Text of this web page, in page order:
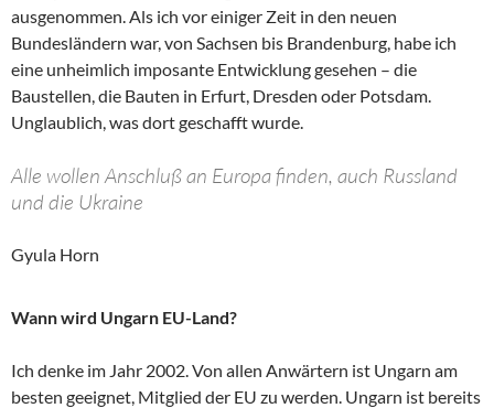
ausgenommen. Als ich vor einiger Zeit in den neuen
Bundesländern war, von Sachsen bis Brandenburg, habe ich
eine unheimlich imposante Entwicklung gesehen – die
Baustellen, die Bauten in Erfurt, Dresden oder Potsdam.
Unglaublich, was dort geschafft wurde.
Alle wollen Anschluß an Europa finden, auch Russland
und die Ukraine
Gyula Horn
Wann wird Ungarn EU-Land?
Ich denke im Jahr 2002. Von allen Anwärtern ist Ungarn am
besten geeignet, Mitglied der EU zu werden. Ungarn ist bereits